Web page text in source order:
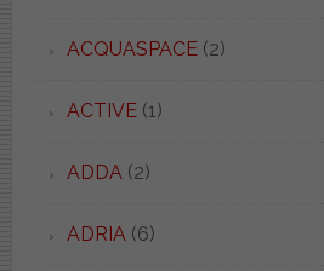
ACQUASPACE(2)
ACTIVE(1)
ADDA (2)
ADRIA (6)